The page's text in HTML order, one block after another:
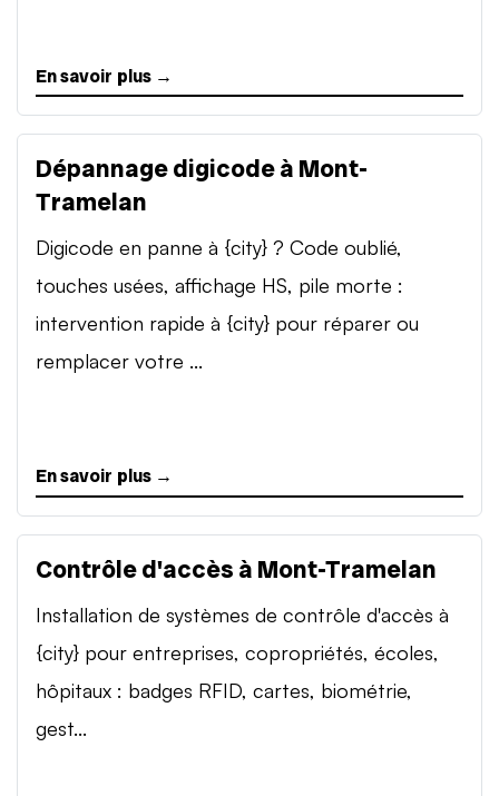
En savoir plus →
Dépannage digicode à Mont-
Tramelan
Digicode en panne à {city} ? Code oublié,
touches usées, affichage HS, pile morte :
intervention rapide à {city} pour réparer ou
remplacer votre ...
En savoir plus →
Contrôle d'accès à Mont-Tramelan
Installation de systèmes de contrôle d'accès à
{city} pour entreprises, copropriétés, écoles,
hôpitaux : badges RFID, cartes, biométrie,
gest...